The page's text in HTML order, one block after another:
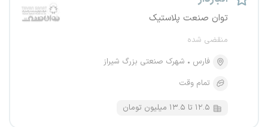
توان صنعت پلاستیک
منقضی شده
فارس
شهرک صنعتی بزرگ شیراز
تمام وقت
۱۲.۵ تا ۱۳.۵ میلیون تومان